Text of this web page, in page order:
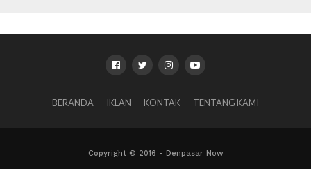
BERANDA IKLAN KONTAK TENTANG KAMI
Copyright © 2016 - Denpasar Now